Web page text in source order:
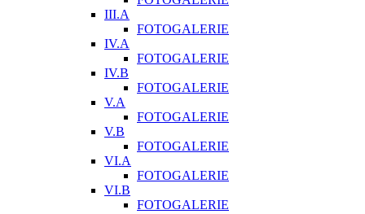
III.A
FOTOGALERIE
IV.A
FOTOGALERIE
IV.B
FOTOGALERIE
V.A
FOTOGALERIE
V.B
FOTOGALERIE
VI.A
FOTOGALERIE
VI.B
FOTOGALERIE